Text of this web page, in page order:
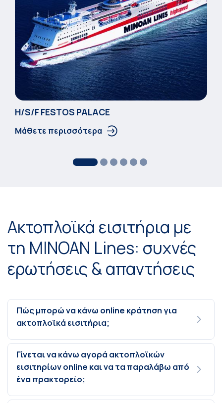
Η/S/F FESTOS PALACΕ
Μάθετε περισσότερα
Ακτοπλοϊκά εισιτήρια με
τη MINOAN Lines: συχνές
ερωτήσεις & απαντήσεις
Πώς μπορώ να κάνω online κράτηση για
ακτοπλοϊκά εισιτήρια;
Γίνεται να κάνω αγορά ακτοπλοϊκών
εισιτηρίων online και να τα παραλάβω από
ένα πρακτορείο;